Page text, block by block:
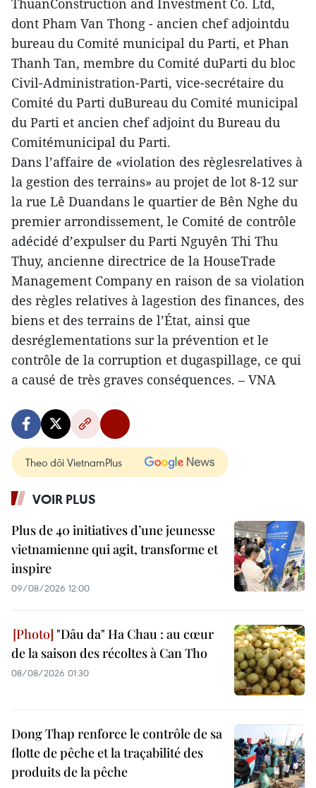
ThuanConstruction and Investment Co. Ltd,
dont Pham Van Thong - ancien chef adjointdu
bureau du Comité municipal du Parti, et Phan
Thanh Tan, membre du Comité duParti du bloc
Civil-Administration-Parti, vice-secrétaire du
Comité du Parti duBureau du Comité municipal
du Parti et ancien chef adjoint du Bureau du
Comitémunicipal du Parti.
Dans l’affaire de «violation des règlesrelatives à
la gestion des terrains» au projet de lot 8-12 sur
la rue Lê Duandans le quartier de Bên Nghe du
premier arrondissement, le Comité de contrôle
adécidé d’expulser du Parti Nguyên Thi Thu
Thuy, ancienne directrice de la HouseTrade
Management Company en raison de sa violation
des règles relatives à lagestion des finances, des
biens et des terrains de l’État, ainsi que
desréglementations sur la prévention et le
contrôle de la corruption et dugaspillage, ce qui
a causé de très graves conséquences. – VNA
Theo dõi VietnamPlus
VOIR PLUS
Plus de 40 initiatives d’une jeunesse
vietnamienne qui agit, transforme et
inspire
09/08/2026 12:00
"Dâu da" Ha Chau : au cœur
de la saison des récoltes à Can Tho
08/08/2026 01:30
Dong Thap renforce le contrôle de sa
flotte de pêche et la traçabilité des
produits de la pêche